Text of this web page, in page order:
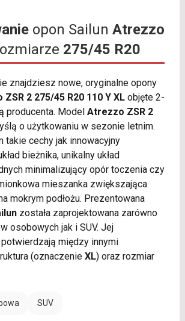
opon Sailun Atrezzo
275/45 R20
znajdziesz nowe, oryginalne opony
2 275/45 R20 110 Y XLobjęte 2-
producenta. Model Atrezzo ZSR 2
o użytkowaniu w sezonie letnim.
takie cechy jak innowacyjny
bieżnika, unikalny układ
minimalizujący opór toczenia czy
mieszanka zwiększająca
mokrym podłożu. Prezentowana
została zaprojektowana zarówno
osobowych jak i SUV. Jej
między innymi
(oznaczenie XL) oraz rozmiar
SUV